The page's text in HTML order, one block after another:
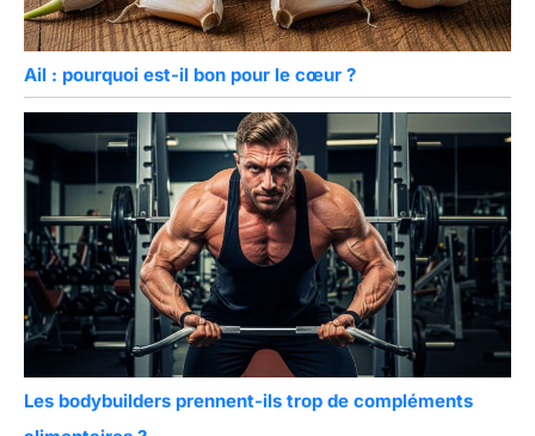
Ail : pourquoi est-il bon pour le cœur ?
Les bodybuilders prennent-ils trop de compléments